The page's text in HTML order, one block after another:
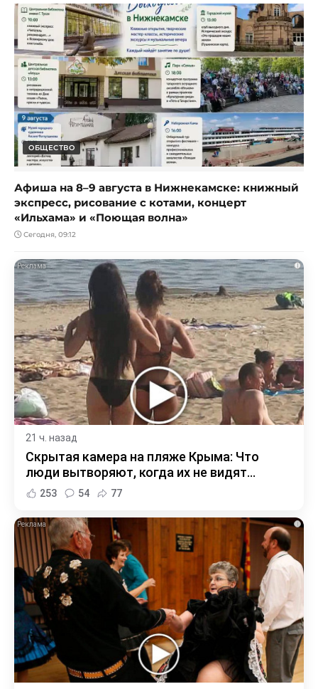
ОБЩЕСТВО
Афиша на 8–9 августа в Нижнекамске: книжный
экспресс, рисование с котами, концерт
«Ильхама» и «Поющая волна»
Сегодня, 09:12
i
21 ч. назад
Скрытая камера на пляже Крыма: Что
люди вытворяют, когда их не видят...
253 54 77
i